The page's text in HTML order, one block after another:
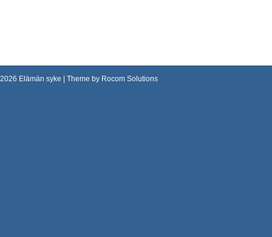
2026 Elämän syke | Theme by Rocom Solutions